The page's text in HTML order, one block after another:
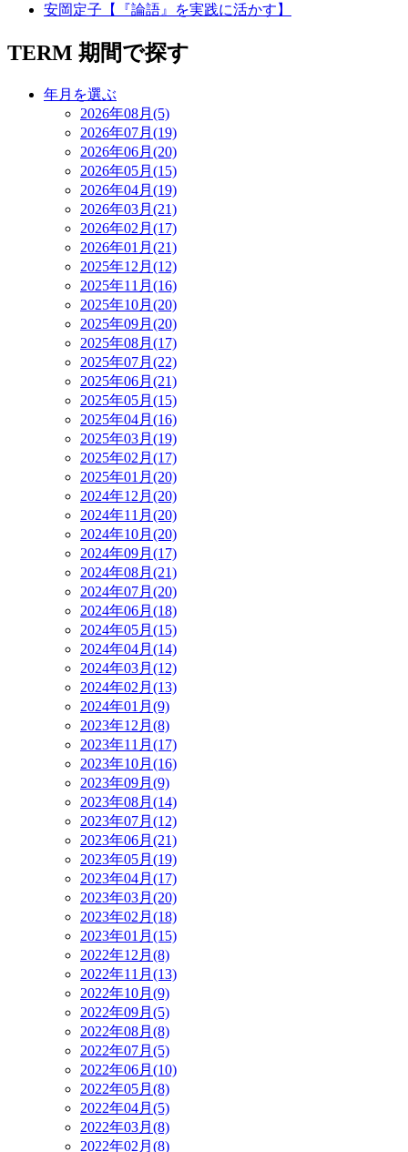
安岡定子【『論語』を実践に活かす】
TERM 期間で探す
年月を選ぶ
2026年08月(5)
2026年07月(19)
2026年06月(20)
2026年05月(15)
2026年04月(19)
2026年03月(21)
2026年02月(17)
2026年01月(21)
2025年12月(12)
2025年11月(16)
2025年10月(20)
2025年09月(20)
2025年08月(17)
2025年07月(22)
2025年06月(21)
2025年05月(15)
2025年04月(16)
2025年03月(19)
2025年02月(17)
2025年01月(20)
2024年12月(20)
2024年11月(20)
2024年10月(20)
2024年09月(17)
2024年08月(21)
2024年07月(20)
2024年06月(18)
2024年05月(15)
2024年04月(14)
2024年03月(12)
2024年02月(13)
2024年01月(9)
2023年12月(8)
2023年11月(17)
2023年10月(16)
2023年09月(9)
2023年08月(14)
2023年07月(12)
2023年06月(21)
2023年05月(19)
2023年04月(17)
2023年03月(20)
2023年02月(18)
2023年01月(15)
2022年12月(8)
2022年11月(13)
2022年10月(9)
2022年09月(5)
2022年08月(8)
2022年07月(5)
2022年06月(10)
2022年05月(8)
2022年04月(5)
2022年03月(8)
2022年02月(8)